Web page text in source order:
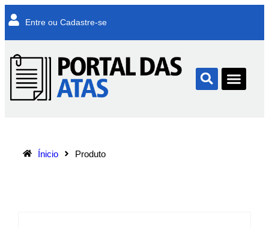
Entre ou Cadastre-se
Ínicio Produto